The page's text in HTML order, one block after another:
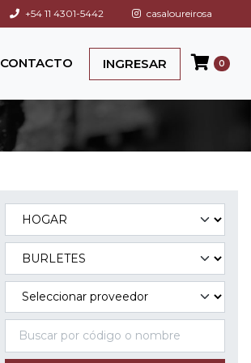
+54 11 4301-5442 casaloureirosa
CONTACTO INGRESAR 0